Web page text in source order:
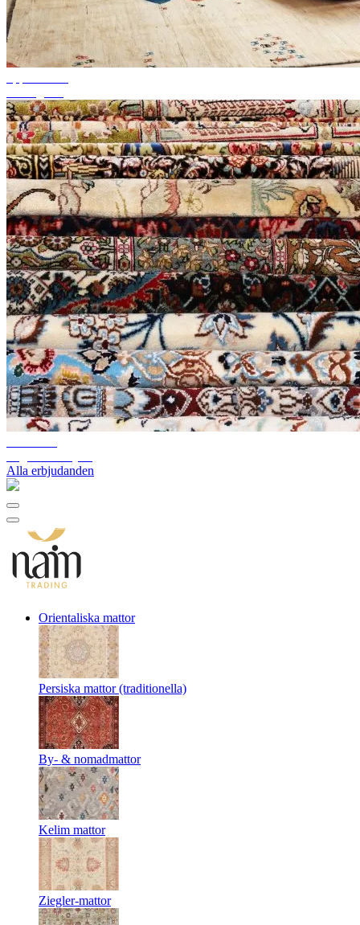
Alla erbjudanden
Orientaliska mattor
Persiska mattor (traditionella)
By- & nomadmattor
Kelim mattor
Ziegler-mattor